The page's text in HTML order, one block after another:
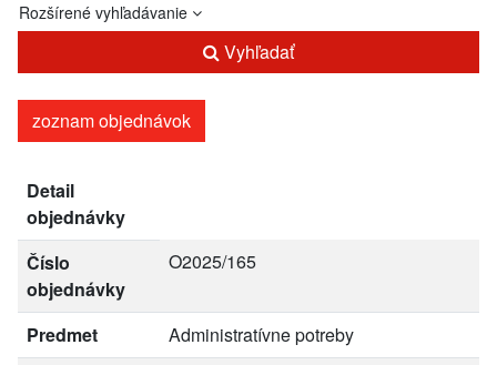
Rozšírené vyhľadávanie
Vyhľadať
zoznam objednávok
Detail
objednávky
Číslo
objednávky
O2025/165
Predmet
Administratívne potreby